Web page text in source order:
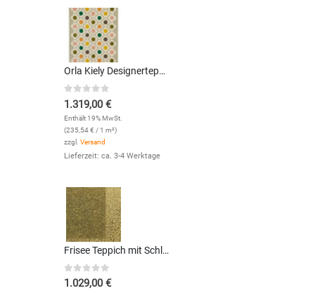
Orla Kiely Designerteppich Spot Flower Multi (Bunt; 200 x 280 cm)
0 out of 5
1.319,00€
Enthält 19% MwSt.
(235,54€ / 1 m²)
zzgl. Versand
Lieferzeit: ca. 3-4 Werktage
Frisee Teppich mit Schlingenbordüre Twinset Skyline (Khaki; 140 x 200 cm)
0 out of 5
1.029,00€